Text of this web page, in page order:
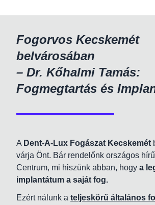
Fogorvos Kecskemét
belvárosában
– Dr. Kőhalmi Tamás:
Fogmegtartás és
A Dent-A-Lux Fogászat Kecskemét
várja Önt. Bár rendelőnk országos
Centrum, mi hiszünk abban, hogy a
implantátum a saját fog.
Ezért nálunk a teljeskörű általános